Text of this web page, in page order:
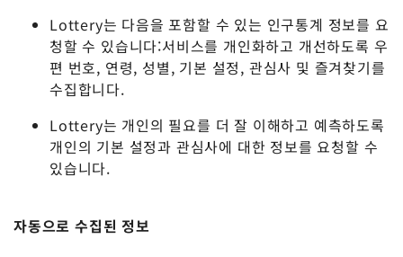
Lottery는 다음을 포함할 수 있는 인구통계 정보를 요
청할 수 있습니다:서비스를 개인화하고 개선하도록 우
편 번호, 연령, 성별, 기본 설정, 관심사 및 즐겨찾기를
수집합니다.
Lottery는 개인의 필요를 더 잘 이해하고 예측하도록
개인의 기본 설정과 관심사에 대한 정보를 요청할 수
있습니다.
자동으로 수집된 정보